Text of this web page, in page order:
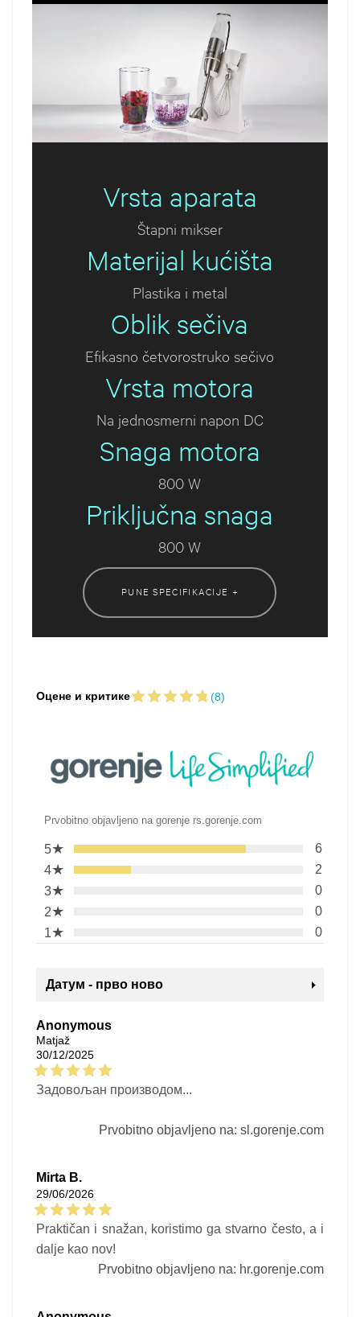
Vrsta aparata
Štapni mikser
Materijal kućišta
Plastika i metal
Oblik sečiva
Efikasno četvorostruko sečivo
Vrsta motora
Na jednosmerni napon DC
Snaga motora
800 W
Priključna snaga
800 W
PUNE SPECIFIKACIJE +
Оцене и критике (8)
Prvobitno objavljeno na gorenje rs.gorenje.com
5★
6
4★
2
3★
0
2★
0
1★ 0
Датум - прво ново
Anonymous
Matjaž
30/12/2025
Задовољан производом...
Prvobitno objavljeno na: sl.gorenje.com
Mirta B.
29/06/2026
Praktičan i snažan, koristimo ga stvarno često, a i
dalje kao nov!
Prvobitno objavljeno na: hr.gorenje.com